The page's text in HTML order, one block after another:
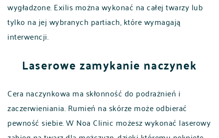
wygładzone. Exilis można wykonać na całej twarzy lub
tylko na jej wybranych partiach, które wymagają
interwencji.
Laserowe zamykanie naczynek
Cera naczynkowa ma skłonność do podrażnień i
zaczerwieniania. Rumień na skórze może odbierać
pewność siebie. W Noa Clinic możesz wykonać laserowy